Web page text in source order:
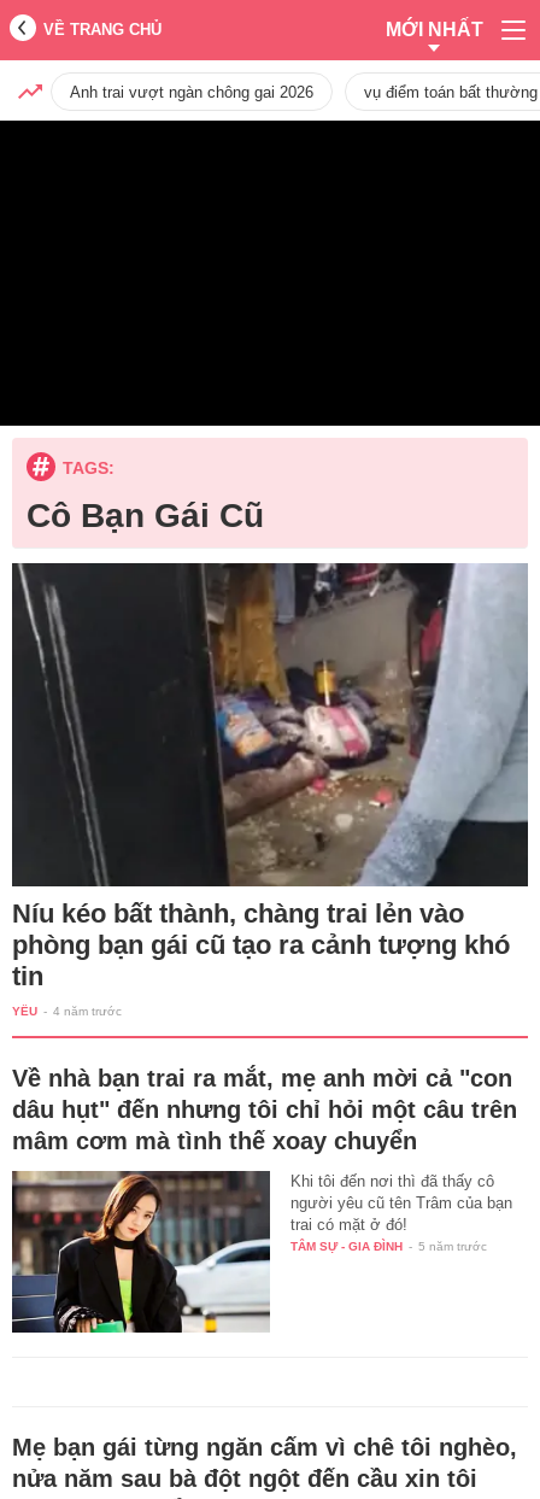
VỀ TRANG CHỦ MỚI NHẤT
Anh trai vượt ngàn chông gai 2026 vụ điểm toán bất
TAGS:
Cô Bạn Gái Cũ
Níu kéo bất thành, chàng trai lẻn vào
phòng bạn gái cũ tạo ra cảnh tượng khó
tin
YÊU - 4 năm trước
Về nhà bạn trai ra mắt, mẹ anh mời cả "con
dâu hụt" đến nhưng tôi chỉ hỏi một câu trên
mâm cơm mà tình thế xoay chuyển
Khi tôi đến nơi thì đã thấy cô
người yêu cũ tên Trâm của bạn
trai có mặt ở đó!
TÂM SỰ - GIA ĐÌNH - 5 năm trước
Mẹ bạn gái từng ngăn cấm vì chê tôi nghèo,
nửa năm sau bà đột ngột đến cầu xin tôi